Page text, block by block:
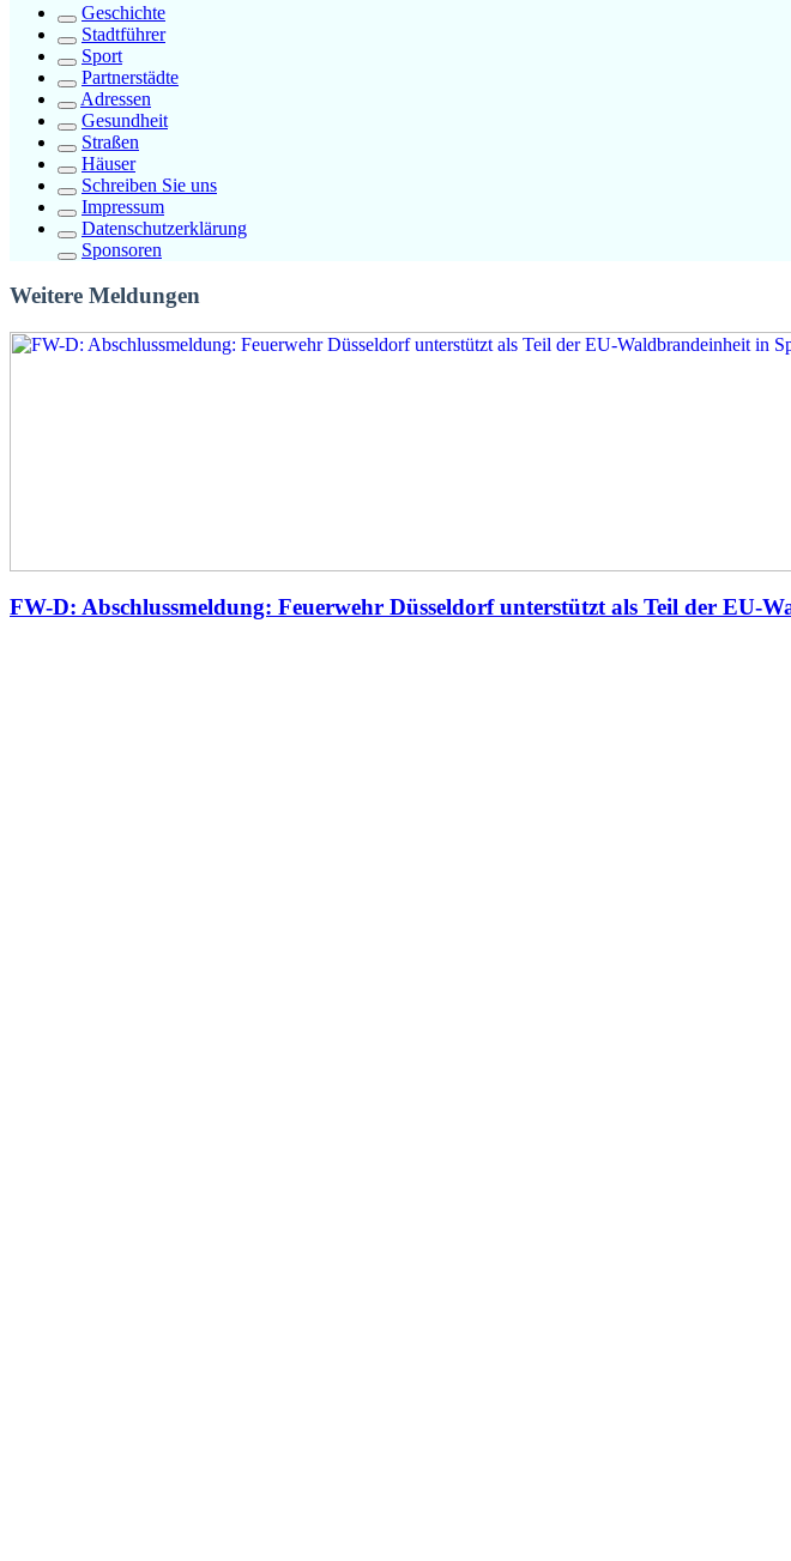
Geschichte
Stadtführer
Sport
Partnerstädte
Adressen
Gesundheit
Straßen
Häuser
Schreiben Sie uns
Impressum
Datenschutzerklärung
Sponsoren
Weitere Meldungen
FW-D: Abschlussmeldung: Feuerwehr Düsseldorf unterstützt als Teil der EU-